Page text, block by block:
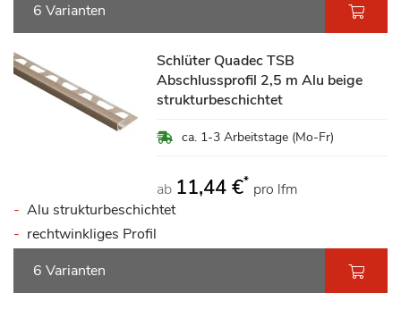
6 Varianten
Schlüter Quadec TSB
Abschlussprofil 2,5 m Alu beige
strukturbeschichtet
ca. 1-3 Arbeitstage (Mo-Fr)
ab 11,44 €* pro lfm
Alu strukturbeschichtet
rechtwinkliges Profil
6 Varianten